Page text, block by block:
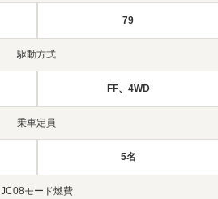
79
駆動方式
FF、4WD
乗車定員
5名
JC08モード燃費